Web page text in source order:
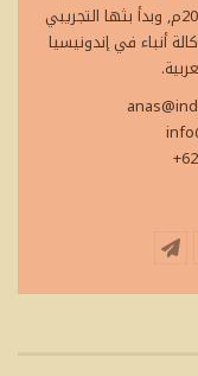
وتأسس إندونيسيا اليوم في 24 ابريل عام 2014م, وبدأ بثها التجريبي
وكالة أنباء في إندونيسيا